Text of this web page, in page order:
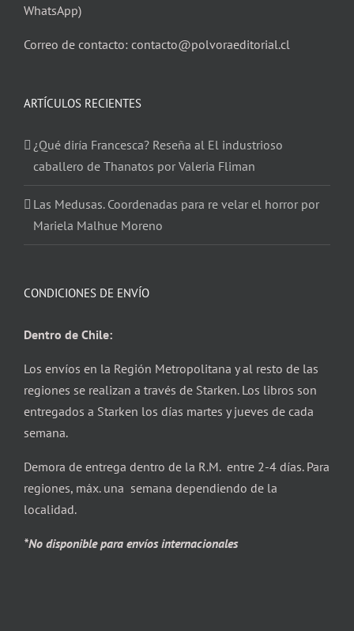
WhatsApp)
Correo de contacto: contacto@polvoraeditorial.cl
ARTÍCULOS RECIENTES
¿Qué diría Francesca? Reseña al El industrioso
caballero de Thanatos por Valeria Fliman
Las Medusas. Coordenadas para re velar el horror por
Mariela Malhue Moreno
CONDICIONES DE ENVÍO
Dentro de Chile:
Los envíos en la Región Metropolitana y al resto de las
regiones se realizan a través de Starken. Los libros son
entregados a Starken los días martes y jueves de cada
semana.
Demora de entrega dentro de la R.M. entre 2-4 días. Para
regiones, máx. una semana dependiendo de la
localidad.
*No disponible para envíos internacionales